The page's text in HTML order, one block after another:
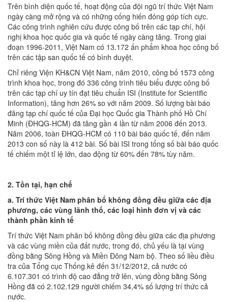
Trên bình diện quốc tế, hoạt động của đội ngũ trí thức Việt Nam
ngày càng mở rộng và có những cống hiến đóng góp tích cực.
Các công trình nghiên cứu được công bố trên các tạp chí, hội
nghị khoa học quốc gia và quốc tế ngày càng tăng. Trong giai
đoạn 1996-2011, Việt Nam có 13.172 ấn phẩm khoa học công bố
trên các tập san quốc tế có bình duyệt.
Chỉ riêng Viện KH&CN Việt Nam, năm 2010, công bố 1573 công
trình khoa học, trong đó 336 công trình tiêu biểu được công bố
trên các tạp chí uy tín đạt tiêu chuẩn ISI (Institute for Scientific
Information), tăng hơn 26% so với năm 2009. Số lượng bài báo
đăng tạp chí quốc tế của Đại học Quốc gia Thành phố Hồ Chí
Minh (ĐHQG-HCM) đã tăng gần 4 lần từ năm 2006 đến 2013.
Năm 2006, toàn ĐHQG-HCM có 110 bài báo quốc tế, đến năm
2013 con số này là 412 bài. Số bài ISI trong tổng số bài báo quốc
tế chiếm một tỉ lệ lớn, dao động từ 60% đến 78% tùy năm.
2. Tồn tại, hạn chế
a. Trí thức Việt Nam phân bổ không đồng đều giữa các địa
phương, các vùng lãnh thổ, các loại hình đơn vị và các
thành phần kinh tế
Trí thức Việt Nam phân bố không đồng đều giữa các địa phương
và các vùng miền của đất nước, trong đó, chủ yếu là tại vùng
đồng bằng Sông Hồng và Miền Đông Nam bộ. Theo số liều điều
tra của Tổng cục Thống kê đến 31/12/2012, cả nước có
6.107.301 có trình độ cao đẳng trở lên, vùng đồng bằng Sông
Hồng đã có 2.102.129 người chiếm 34,4% số lượng trí thức cả
nước.